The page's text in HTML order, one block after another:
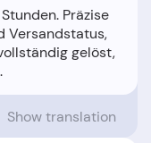
Präzise
Versandstatus,
gelöst,
Show translation